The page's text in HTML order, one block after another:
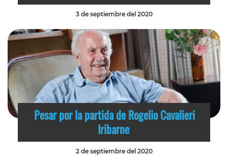
3 de septiembre del 2020
Pesar por la partida de Rogelio Cavalieri
Iribarne
2 de septiembre del 2020